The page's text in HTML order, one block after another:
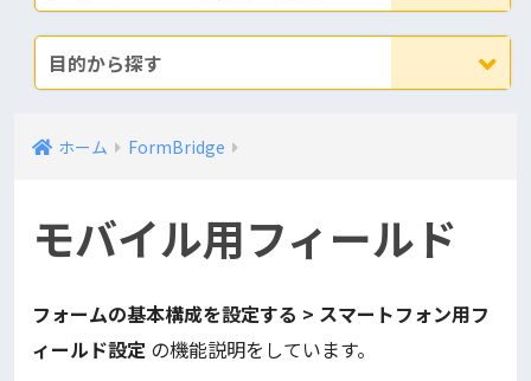
目的から探す
ホーム FormBridge
モバイル用フィールド
フォームの基本構成を設定する > スマートフォン用フ
ィールド設定 の機能説明をしています。